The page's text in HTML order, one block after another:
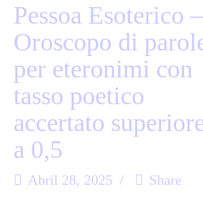
Pessoa Esoterico –
Oroscopo di
per eteronimi con
tasso poetico
accertato
a 0,5
Abril 28, 2025
Share